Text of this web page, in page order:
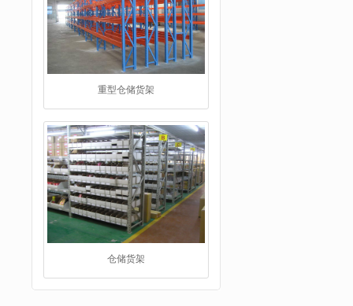
重型仓储货架
仓储货架